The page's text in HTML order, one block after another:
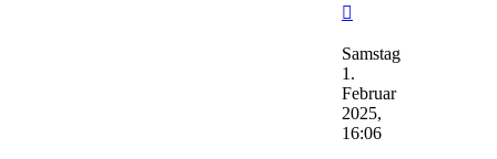
Beitrag
Samstag
1.
Februar
2025,
16:06